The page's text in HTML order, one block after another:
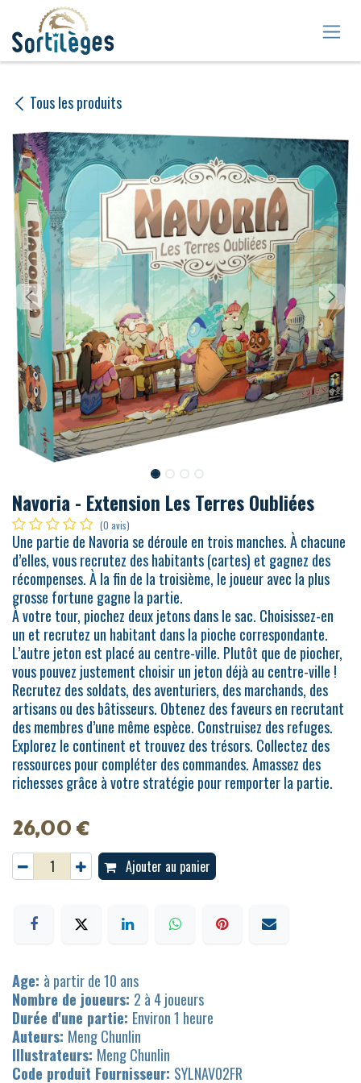
Se rendre au contenu
Tous les produits
Navoria - Extension Les Terres Oubliées
(0 avis)
Une partie de Navoria se déroule en trois manches. À chacune
d’elles, vous recrutez des habitants (cartes) et gagnez des
récompenses. À la fin de la troisième, le joueur avec la plus
grosse fortune gagne la partie.
À votre tour, piochez deux jetons dans le sac. Choisissez-en
un et recrutez un habitant dans la pioche correspondante.
L’autre jeton est placé au centre-ville. Plutôt que de piocher,
vous pouvez justement choisir un jeton déjà au centre-ville !
Recrutez des soldats, des aventuriers, des marchands, des
artisans ou des bâtisseurs. Obtenez des faveurs en recrutant
des membres d’une même espèce. Construisez des refuges.
Explorez le continent et trouvez des trésors. Collectez des
ressources pour compléter des commandes. Amassez des
richesses grâce à votre stratégie pour remporter la partie.
26,00€
Ajouter au panier
Age: à partir de 10 ans
Nombre de joueurs: 2 à 4 joueurs
Durée d'une partie: Environ 1 heure
Auteurs: Meng Chunlin
Illustrateurs: Meng Chunlin
Code produit Fournisseur: SYLNAV02FR